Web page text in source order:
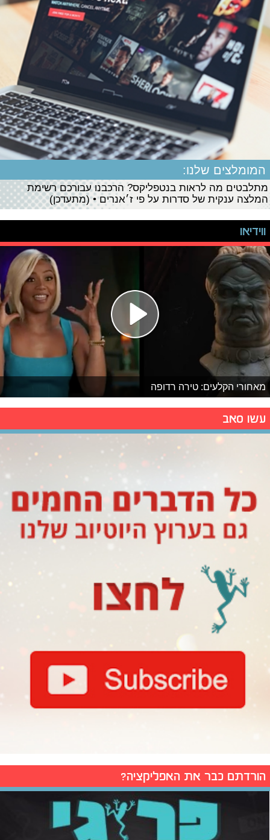
המומלצים שלנו:
מתלבטים מה לראות בנטפליקס? הרכבנו עבורכם רשימת
המלצה ענקית של סדרות על פי ז׳אנרים • (מתעדכן)
ווידיאו
מאחורי הקלעים: טירה רדופה
עשו סאב
הורדתם כבר את האפליקציה?